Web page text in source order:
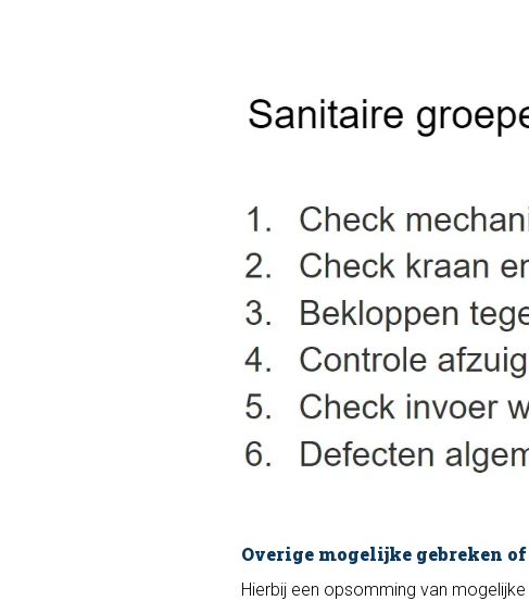
Overige mogelijke gebreken
Hierbij een opsomming van